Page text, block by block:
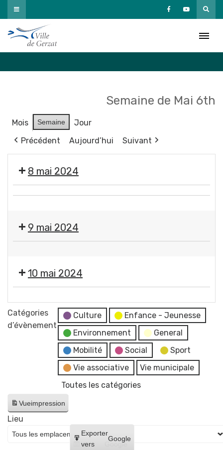
Passer
au
contenu
Semaine de Mai 6th
Mois Semaine
Jour
Précédent
Aujourd’hui Suivant
8 mai 2024
❌
des
services
commémorative
de
Victoire
1945
Place
9 mai 2024
des
services
municipaux
10 mai 2024
Fermeture
des
Catégories
d’évènement
Culture
Enfance - Jeunesse
Environnement
General
Mobilité
Social
Sport
Vie associative
Vie municipale
Toutes les catégories
Vueimpression
Créer
un
Google
Exporter
vers
Google
Lieu